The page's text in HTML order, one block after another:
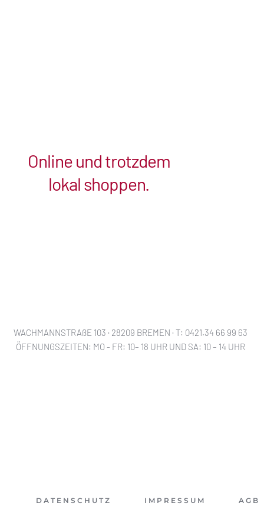
Online und trotzdem
lokal shoppen.
WACHMANNSTRAßE 103 · 28209 BREMEN · T: 0421.34 66 99 63
ÖFFNUNGSZEITEN: MO - FR: 10– 18 UHR UND SA: 10 – 14 UHR
DATENSCHUTZ IMPRESSUM AGB